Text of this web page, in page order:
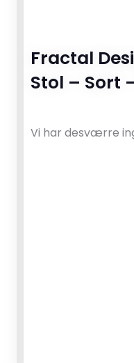
Fractal
Stol – Sort
Vi har desværre